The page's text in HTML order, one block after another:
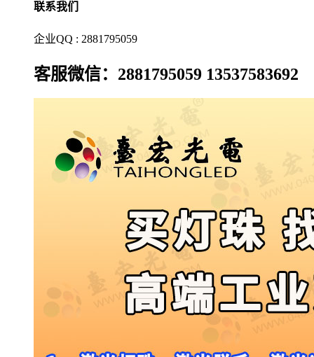
联系我们
企业QQ : 2881795059
客服微信：2881795059 13537583692